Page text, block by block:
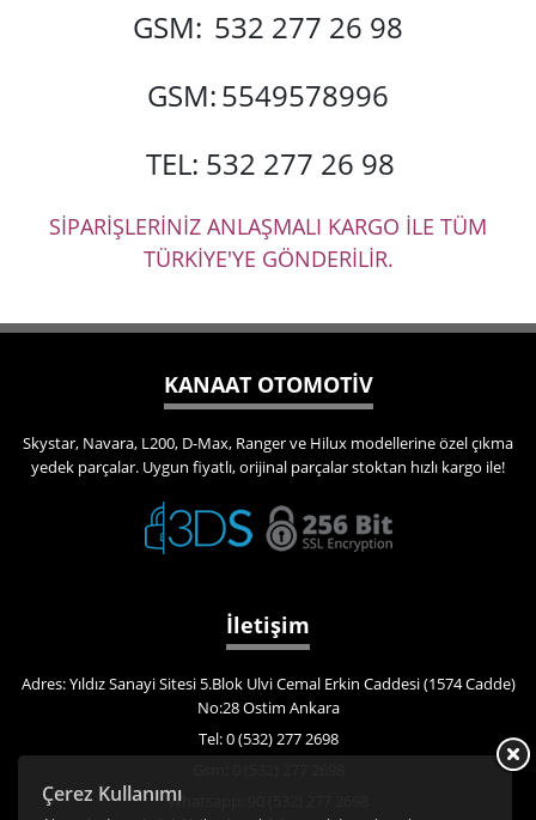
GSM: 532 277 26 98
GSM:5549578996
TEL: 532 277 26 98
SİPARİŞLERİNİZ ANLAŞMALI KARGO İLE TÜM
TÜRKİYE'YE GÖNDERİLİR.
Çerez Kullanımı
KANAAT OTOMOTİV
Skystar, Navara, L200, D-Max, Ranger ve Hilux modellerine özel çıkma
yedek parçalar. Uygun fiyatlı, orijinal parçalar stoktan hızlı kargo ile!
İletişim
Adres: Yıldız Sanayi Sitesi 5.Blok Ulvi Cemal Erkin Caddesi (1574 Cadde)
No:28 Ostim Ankara
Tel: 0 (532) 277 2698
Whatsapp: 90 (532) 277 2698